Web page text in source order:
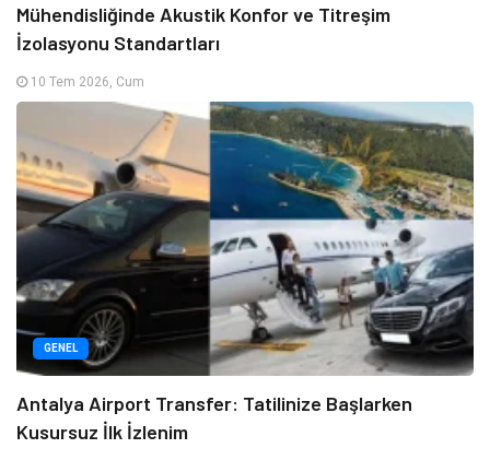
Mühendisliğinde Akustik Konfor ve Titreşim
İzolasyonu Standartları
10 Tem 2026, Cum
GENEL
Antalya Airport Transfer: Tatilinize Başlarken
Kusursuz İlk İzlenim